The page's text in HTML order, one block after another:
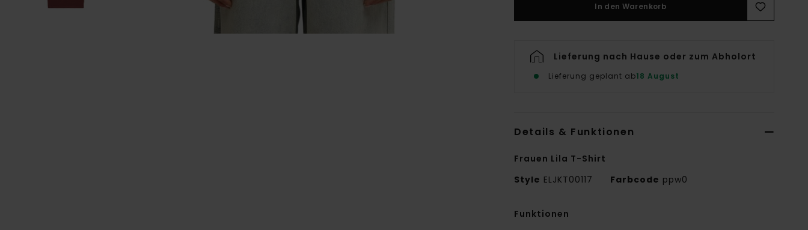
In den Warenkorb
Lieferung nach Hause oder zum Abholort
Lieferung geplant ab18 August
Details & Funktionen
Frauen Lila T-Shirt
Style ELJKT00117 Farbcode ppw0
Funktionen